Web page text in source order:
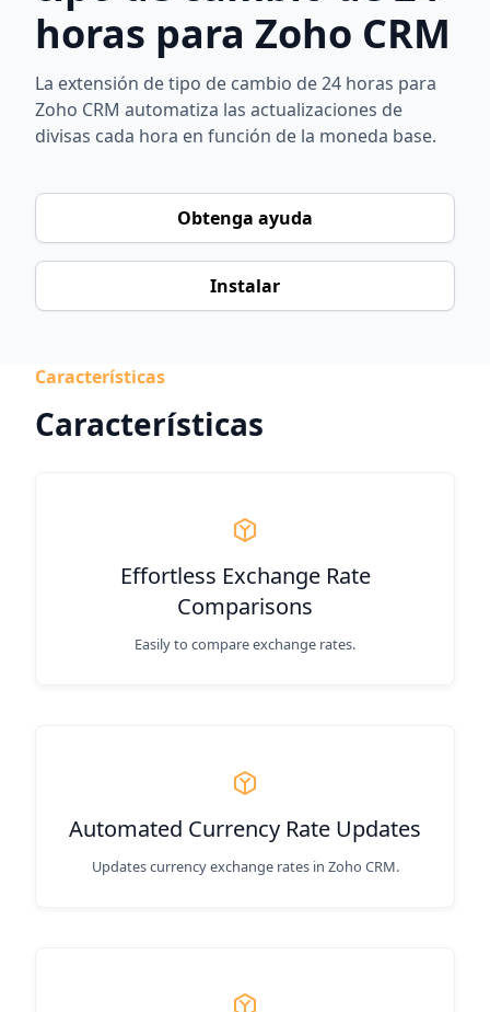
horas para Zoho CRM
La extensión de tipo de cambio de 24 horas para
Zoho CRM automatiza las actualizaciones de
divisas cada hora en función de la moneda base.
Obtenga ayuda
Instalar
Características
Características
Effortless Exchange Rate
Comparisons
Easily to compare exchange rates.
Automated Currency Rate Updates
Updates currency exchange rates in Zoho CRM.